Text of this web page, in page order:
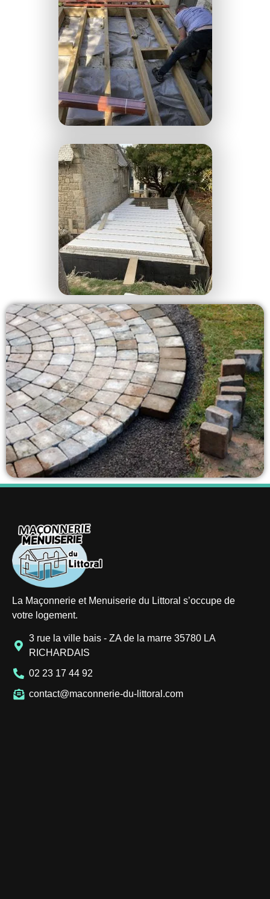
La Maçonnerie et Menuiserie du Littoral s’occupe de
votre logement.
3 rue la ville bais - ZA de la marre 35780 LA
RICHARDAIS
02 23 17 44 92
contact@maconnerie-du-littoral.com